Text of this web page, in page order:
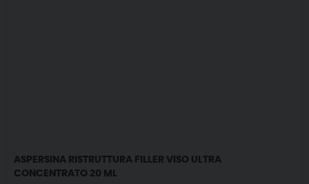
ASPERSINA RISTRUTTURA FILLER VISO ULTRA
CONCENTRATO 20 ML